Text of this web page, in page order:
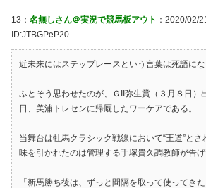
13： 名無しさん＠実況で競馬板アウト ：2020/02/
ID:JTBGPeP20
近未来にはステップレースという言葉は死語にな
ふとそう思わせたのが、ＧII弥生賞（３月８日）
日、美浦トレセンに帰厩したワーケアである。
当舞台は牡馬クラシック戦線において“王道”と
味を引かれたのは管理する手塚貴久調教師が告げ
「新馬勝ち後は、ずっと間隔を取って使ってき